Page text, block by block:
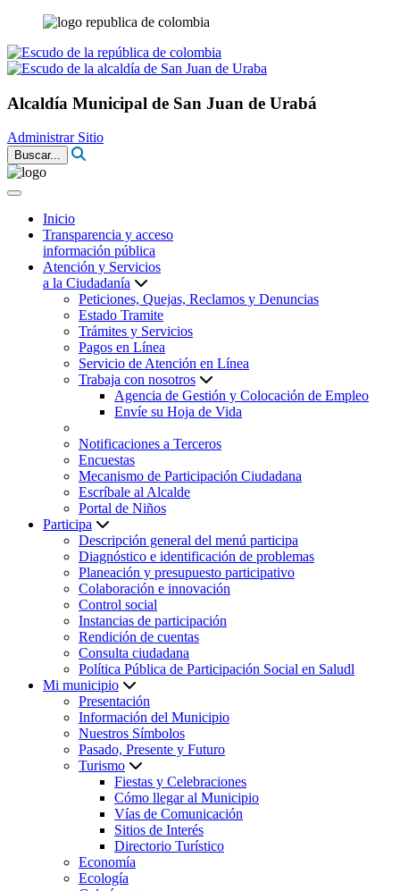
Alcaldía Municipal de San Juan de Urabá
Administrar Sitio
Buscar...
Inicio
Transparencia y acceso
información pública
Atención y Servicios
a la Ciudadanía
Peticiones, Quejas, Reclamos y Denuncias
Estado Tramite
Trámites y Servicios
Pagos en Línea
Servicio de Atención en Línea
Trabaja con nosotros
Agencia de Gestión y Colocación de Empleo
Envíe su Hoja de Vida
Notificaciones a Terceros
Encuestas
Mecanismo de Participación Ciudadana
Escríbale al Alcalde
Portal de Niños
Participa
Descripción general del menú participa
Diagnóstico e identificación de problemas
Planeación y presupuesto participativo
Colaboración e innovación
Control social
Instancias de participación
Rendición de cuentas
Consulta ciudadana
Política Pública de Participación Social en Saludl
Mi municipio
Presentación
Información del Municipio
Nuestros Símbolos
Pasado, Presente y Futuro
Turismo
Fiestas y Celebraciones
Cómo llegar al Municipio
Vías de Comunicación
Sitios de Interés
Directorio Turístico
Economía
Ecología